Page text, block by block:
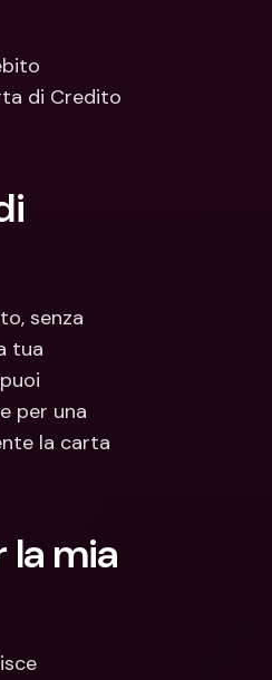
di Credito
senza
tua
per una
la carta
mia